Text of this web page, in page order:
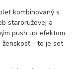
kombinovaný s
staroružovej a
push up efektom.
ženskosť - to je set